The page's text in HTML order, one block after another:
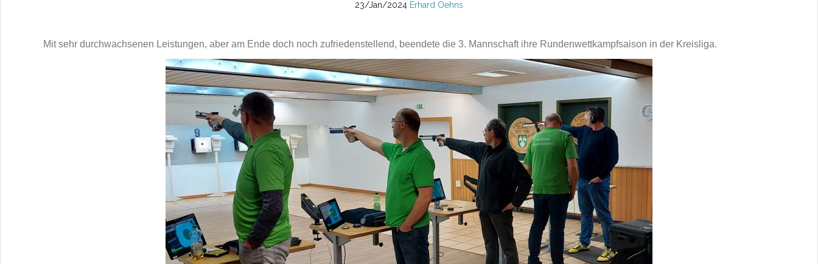
23/Jan/2024 Erhard Oehns
Mit sehr durchwachsenen Leistungen, aber am Ende doch noch zufriedenstellend, beendete die 3. Mannschaft ihre Rundenwettkampfsaison in der Kreisliga.